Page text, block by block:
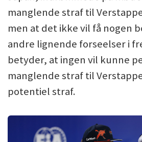
manglende straf til
men at det ikke vil få nogen
andre lignende forseelser i
betyder, at ingen vil kunne
manglende straf til
potentiel straf.